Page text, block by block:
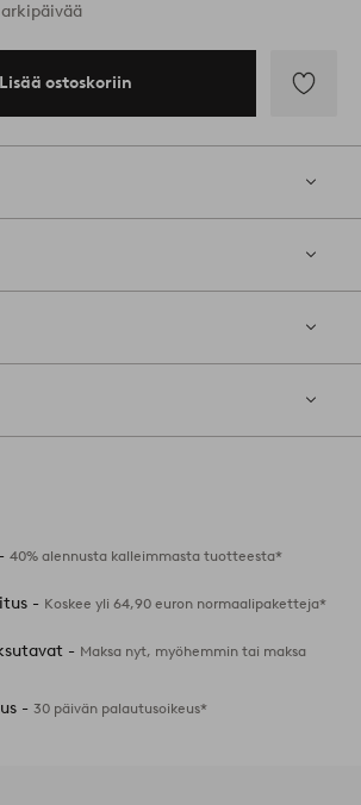
Lisää ostoskoriin
40% alennusta kalleimmasta tuotteesta*
- Koskee yli 64,90 euron normaalipaketteja*
- Maksa nyt, myöhemmin tai maksa
- 30 päivän palautusoikeus*